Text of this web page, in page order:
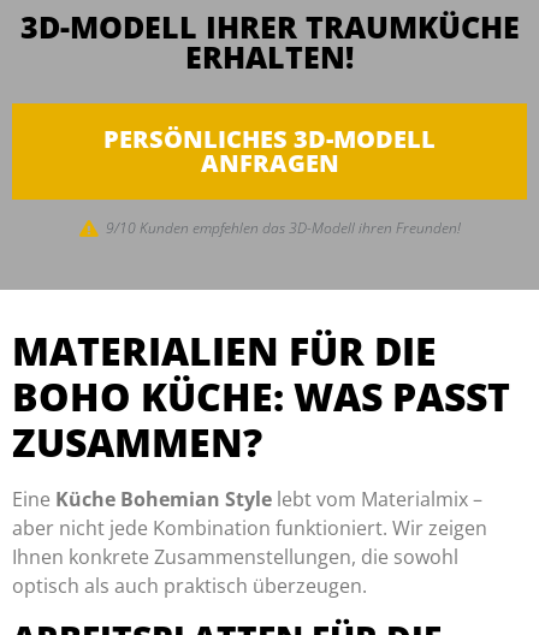
3D-MODELL IHRER TRAUMKÜCHE
ERHALTEN!
PERSÖNLICHES 3D-MODELL
ANFRAGEN
9/10 Kunden empfehlen das 3D-Modell ihren Freunden!
MATERIALIEN FÜR DIE
BOHO KÜCHE: WAS PASST
ZUSAMMEN?
Eine Küche Bohemian Style lebt vom Materialmix –
aber nicht jede Kombination funktioniert. Wir zeigen
Ihnen konkrete Zusammenstellungen, die sowohl
optisch als auch praktisch überzeugen.